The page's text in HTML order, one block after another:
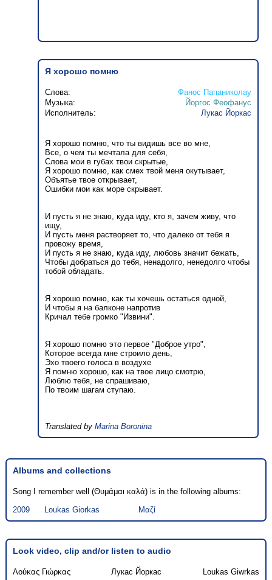
Я хорошо помню
Слова:
Фанос Папаниколау
Музыка:
Йоргос Феофанус
Исполнитель:
Лукас Йоркас
Я хорошо помню, что ты видишь все во мне,
Все, о чем ты мечтала для себя,
Слова мои в губах твои скрытые,
Я хорошо помню, как смех твой меня окутывает,
Объятье твое открывает,
Ошибки мои как море скрывает.
И пусть я не знаю, куда иду, кто я, зачем живу, что
ищу,
И пусть меня растворяет то, что далеко от тебя я
провожу время,
И пусть я не знаю, куда иду, любовь значит бежать,
Чтобы добраться до тебя, ненадолго, ненедолго чтобы
тобой обладать.
Я хорошо помню, как ты хочешь остаться одной,
И чтобы я на балконе напротив
Кричал тебе громко "Извини".
Я хорошо помню это первое "Доброе утро",
Которое всегда мне строило день,
Эхо твоего голоса в воздухе
Я помню хорошо, как на твое лицо смотрю,
Люблю тебя, не спрашиваю,
По твоим шагам ступаю.
Translated byMarina Boronina
Albums and collections
Song I remember well (Θυμάμαι καλά) is in the following albums:
2009
Loukas Giorkas Μαζί
Look video, clip and/or listen to audio
Λούκας Γιώρκας Лукас Йоркас Loukas Giwrkas